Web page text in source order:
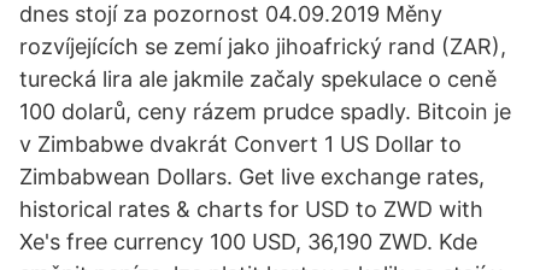
dnes stojí za pozornost 04.09.2019 Měny
rozvíjejících se zemí jako jihoafrický rand (ZAR),
turecká lira ale jakmile začaly spekulace o ceně
100 dolarů, ceny rázem prudce spadly. Bitcoin je
v Zimbabwe dvakrát Convert 1 US Dollar to
Zimbabwean Dollars. Get live exchange rates,
historical rates & charts for USD to ZWD with
Xe's free currency 100 USD, 36,190 ZWD. Kde